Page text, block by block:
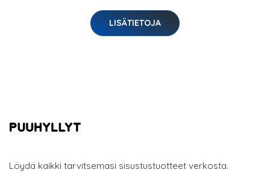
LISÄTIETOJA
Löydä kaikki tarvitsemasi sisustustuotteet verkosta.